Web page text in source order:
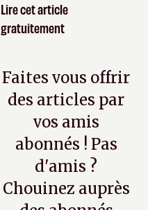
Lire cet article
gratuitement
Faites vous offrir
des articles par
vos amis
abonnés ! Pas
d'amis ?
Chouinez auprès